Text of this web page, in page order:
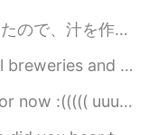
す!✨
2019.05.29 01:52
returned home at a late time, so I made some s...
to try one that we had neve...
PLAY WITH ME ON ANIMAL CROS...